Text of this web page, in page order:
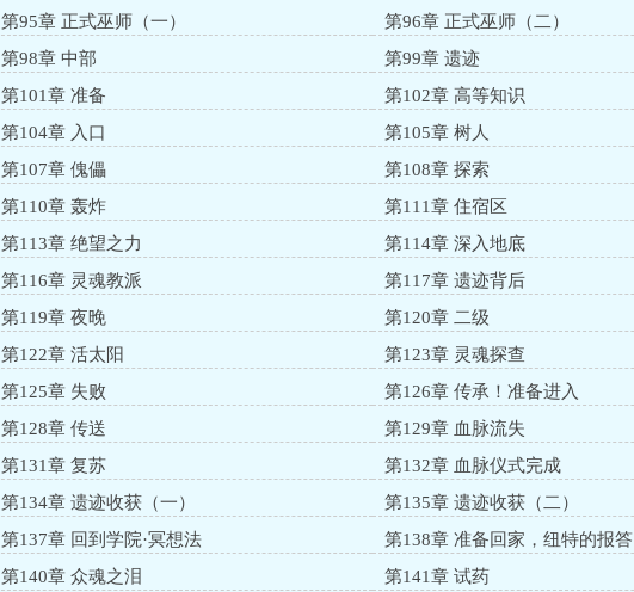
第95章 正式巫师（一）
第96章 正式巫师（二）
第98章 中部
第99章 遗迹
第101章 准备
第102章 高等知识
第104章 入口
第105章 树人
第107章 傀儡
第108章 探索
第110章 轰炸
第111章 住宿区
第113章 绝望之力
第114章 深入地底
第116章 灵魂教派
第117章 遗迹背后
第119章 夜晚
第120章 二级
第122章 活太阳
第123章 灵魂探查
第125章 失败
第126章 传承！准备进入
第128章 传送
第129章 血脉流失
第131章 复苏
第132章 血脉仪式完成
第134章 遗迹收获（一）
第135章 遗迹收获（二）
第137章 回到学院·冥想法
第138章 准备回家，纽特的报答
第140章 众魂之泪
第141章 试药